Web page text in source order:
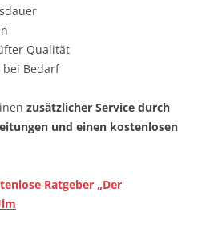
Qualität
bei Bedarf
zusätzlicher Service durch
und einen kostenlosen
Ratgeber „Der